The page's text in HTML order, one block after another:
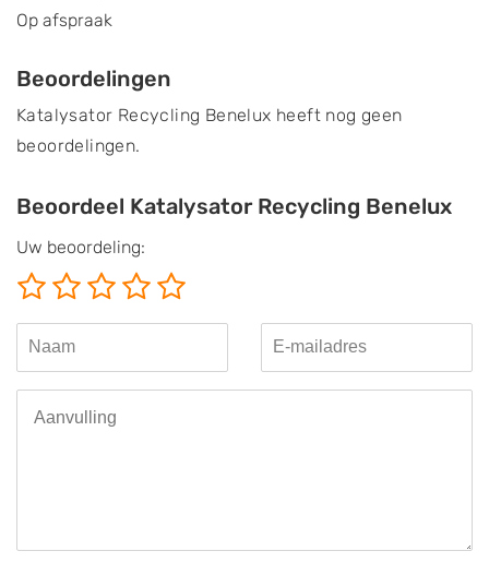
Op afspraak
Beoordelingen
Katalysator Recycling Benelux heeft nog geen
beoordelingen.
Beoordeel Katalysator Recycling Benelux
Uw beoordeling: